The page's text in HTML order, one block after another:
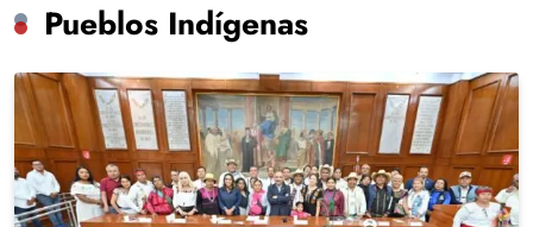
Pueblos Indígenas